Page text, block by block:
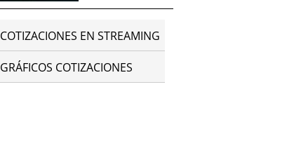
COTIZACIONES EN STREAMING
GRÁFICOS COTIZACIONES